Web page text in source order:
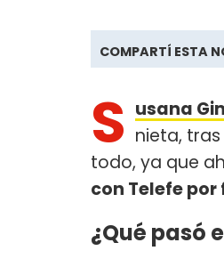
COMPARTÍ ESTA
S usana
nieta, tras
todo, ya que
con Telefe
¿Qué pasó